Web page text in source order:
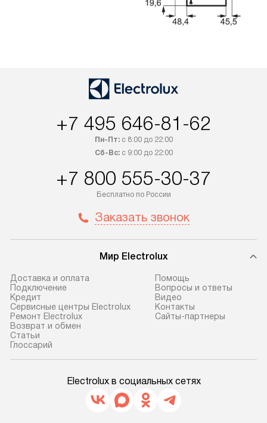
+7 495 646-81-62
Пн-Пт:с 8:00 до 22:00
Сб-Вс:с 9:00 до 22:00
+7 800 555-30-37
Бесплатно по России
Заказать звонок
Мир Electrolux
Доставка и оплата
Подключение
Кредит
Сервисные центры Electrolux
Ремонт Electrolux
Возврат и обмен
Cтатьи
Глоссарий
Помощь
Вопросы и ответы
Видео
Контакты
Сайты-партнеры
Electrolux в социальных сетях